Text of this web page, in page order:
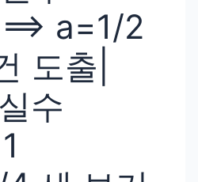
⟹ a=1/2
도출|
수